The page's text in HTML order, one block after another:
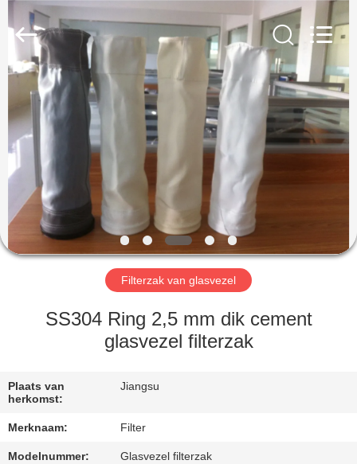
HUIS
PRODUCTEN
OVER
ONS
FABRIEKSREIS
KWALITEITSCONTROLE
CONTACTEER
ONS
NIEUWS
Environmental
Technology
Co.,Ltd..
Reserved.
Filterzak van glasvezel
SS304 Ring 2,5 mm dik cement
glasvezel filterzak
Plaats van
herkomst:
Jiangsu
Merknaam: Filter
Modelnummer: Glasvezel filterzak